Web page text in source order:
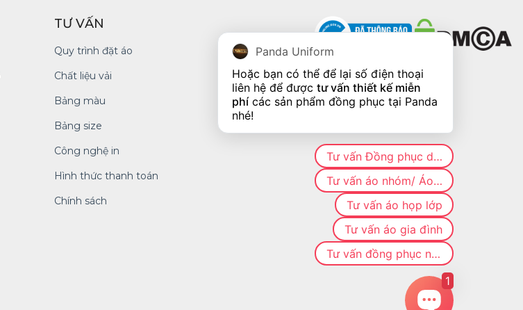
TƯ VẤN
Quy trình đặt áo
Chất liệu vải
Bảng màu
Bảng size
Công nghệ in
Hình thức thanh toán
Chính sách
Panda Uniform
Hoặc bạn có thể để lại số điện thoại
liên hệ để được tư vấn thiết kế miễn
phí các sản phẩm đồng phục tại Panda
nhé!
Tư vấn Đồng phục doanh nghiệp
Tư vấn áo nhóm/ Áo CLB
Tư vấn áo họp lớp
Tư vấn áo gia đình
Tư vấn đồng phục nhà hàng
1